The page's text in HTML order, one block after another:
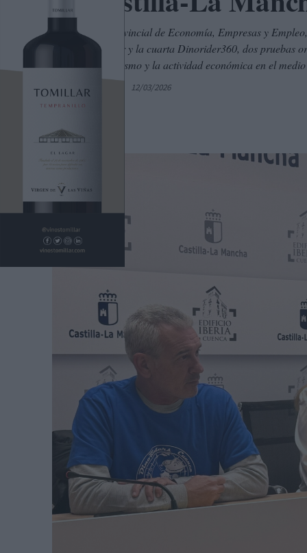
La delegada provincial de Economía, Empresas y
de Indiana Rider y la cuarta Dinorider360, dos pruebas
dinamizar el turismo y la actividad económica en el
Por C. Manchegos 12/03/2026